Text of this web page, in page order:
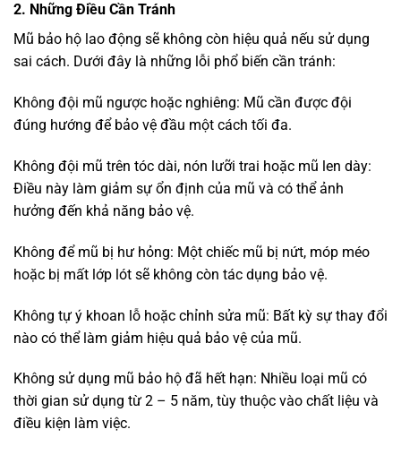
2. Những Điều Cần Tránh
Mũ bảo hộ lao động sẽ không còn hiệu quả nếu sử dụng
sai cách. Dưới đây là những lỗi phổ biến cần tránh:
Không đội mũ ngược hoặc nghiêng: Mũ cần được đội
đúng hướng để bảo vệ đầu một cách tối đa.
Không đội mũ trên tóc dài, nón lưỡi trai hoặc mũ len dày:
Điều này làm giảm sự ổn định của mũ và có thể ảnh
hưởng đến khả năng bảo vệ.
Không để mũ bị hư hỏng: Một chiếc mũ bị nứt, móp méo
hoặc bị mất lớp lót sẽ không còn tác dụng bảo vệ.
Không tự ý khoan lỗ hoặc chỉnh sửa mũ: Bất kỳ sự thay đổi
nào có thể làm giảm hiệu quả bảo vệ của mũ.
Không sử dụng mũ bảo hộ đã hết hạn: Nhiều loại mũ có
thời gian sử dụng từ 2 – 5 năm, tùy thuộc vào chất liệu và
điều kiện làm việc.